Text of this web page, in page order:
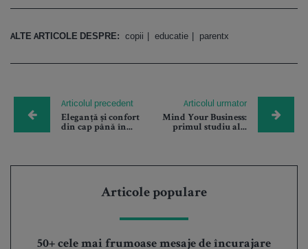
ALTE ARTICOLE DESPRE: copii educatie parentx
Articolul precedent
Eleganță și confort
din cap până în...
Articolul urmator
Mind Your Business:
primul studiu al...
Articole populare
50+ cele mai frumoase mesaje de încurajare